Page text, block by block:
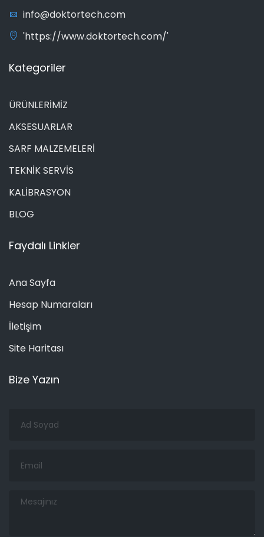
info@doktortech.com
'https://www.doktortech.com/'
Kategoriler
ÜRÜNLERİMİZ
AKSESUARLAR
SARF MALZEMELERİ
TEKNİK SERVİS
KALİBRASYON
BLOG
Faydalı Linkler
Ana Sayfa
Hesap Numaraları
İletişim
Site Haritası
Bize Yazın
Soyad
Mesajınız